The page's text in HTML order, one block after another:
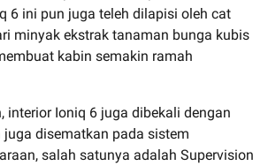
6 ini pun juga teleh dilapisi oleh cat
minyak ekstrak tanaman bunga kubis
kabin semakin ramah
interior Ioniq 6 juga dibekali dengan
disematkan pada sistem
salah satunya adalah Supervision